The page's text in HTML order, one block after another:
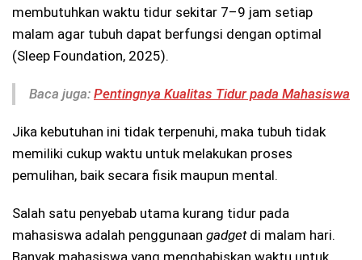
membutuhkan waktu tidur sekitar 7–9 jam setiap
malam agar tubuh dapat berfungsi dengan optimal
(Sleep Foundation, 2025).
Baca juga: Pentingnya Kualitas Tidur pada Mahasiswa
Jika kebutuhan ini tidak terpenuhi, maka tubuh tidak
memiliki cukup waktu untuk melakukan proses
pemulihan, baik secara fisik maupun mental.
Salah satu penyebab utama kurang tidur pada
mahasiswa adalah penggunaan gadgetdi malam hari.